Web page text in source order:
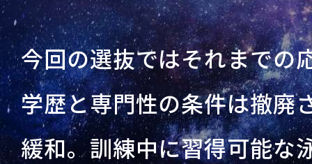
今回の選抜ではそれまでの
学歴と専門性の条件は撤廃
緩和。訓練中に習得可能な